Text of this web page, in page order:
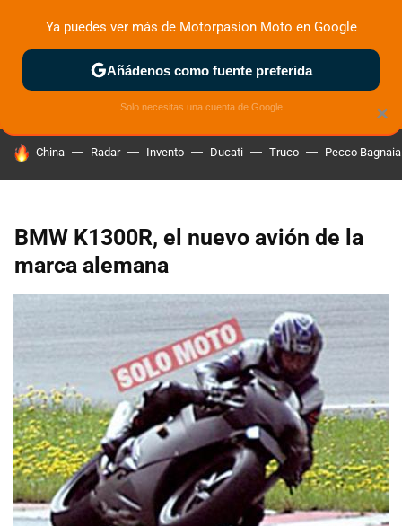
ZONA DE PRUEBAS DEPORTIVAS MOTOS ELÉCTRICAS
HOY SE HABLA DE
China Radar Invento Ducati Truco Pecco Bagnaia
BMW K1300R, el nuevo avión de la
marca alemana
×
Ya puedes ver más de Motorpasion Moto en Google
Añádenos como fuente preferida
Solo necesitas una cuenta de Google